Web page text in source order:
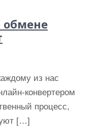
обмене
из нас
конвертером
процесс,
[…]